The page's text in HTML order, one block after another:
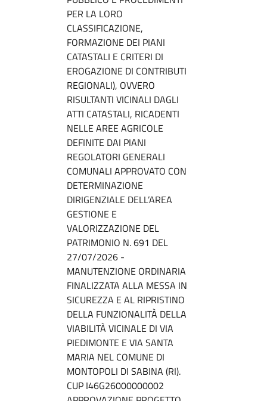
PER LA LORO
CLASSIFICAZIONE,
FORMAZIONE DEI PIANI
CATASTALI E CRITERI DI
EROGAZIONE DI CONTRIBUTI
REGIONALI), OVVERO
RISULTANTI VICINALI DAGLI
ATTI CATASTALI, RICADENTI
NELLE AREE AGRICOLE
DEFINITE DAI PIANI
REGOLATORI GENERALI
COMUNALI APPROVATO CON
DETERMINAZIONE
DIRIGENZIALE DELL’AREA
GESTIONE E
VALORIZZAZIONE DEL
PATRIMONIO N. 691 DEL
27/07/2026 -
MANUTENZIONE ORDINARIA
FINALIZZATA ALLA MESSA IN
SICUREZZA E AL RIPRISTINO
DELLA FUNZIONALITÀ DELLA
VIABILITÀ VICINALE DI VIA
PIEDIMONTE E VIA SANTA
MARIA NEL COMUNE DI
MONTOPOLI DI SABINA (RI).
CUP I46G26000000002